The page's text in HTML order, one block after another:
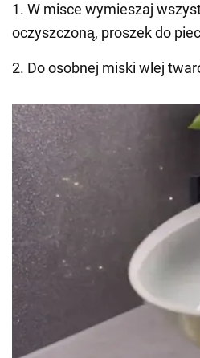
1. W misce wymieszaj
oczyszczoną, proszek do
2. Do osobnej miski wlej